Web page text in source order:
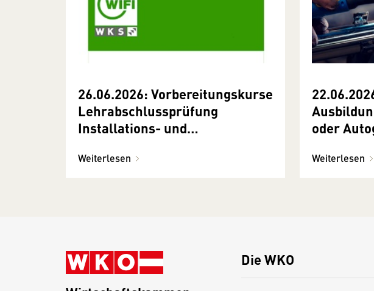
26.06.2026: Vorbereitungskurse
Lehrabschlussprüfung
Installations- und
Weiterlesen
oder
Weiterlesen
Die WKO